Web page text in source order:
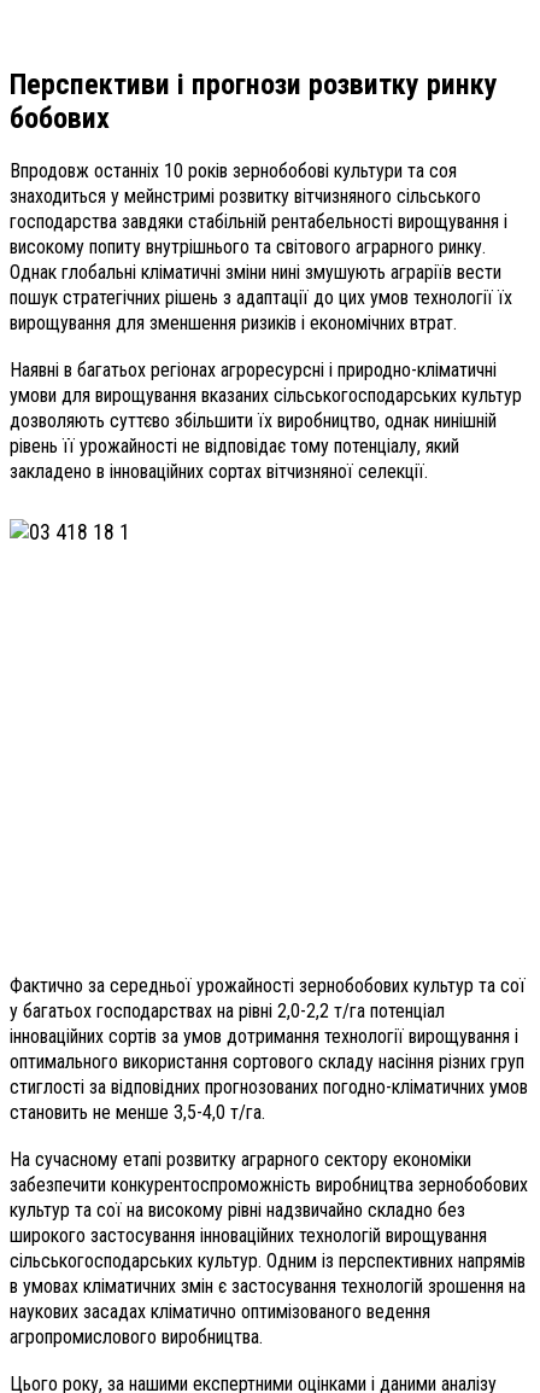
Перспективи і прогнози розвитку ринку
бобових
Впродовж останніх 10 років зернобобові культури та соя
знаходиться у мейнстримі розвитку вітчизняного сільського
господарства завдяки стабільній рентабельності вирощування і
високому попиту внутрішнього та світового аграрного ринку.
Однак глобальні кліматичні зміни нині змушують аграріїв вести
пошук стратегічних рішень з адаптації до цих умов технології їх
вирощування для зменшення ризиків і економічних втрат.
Наявні в багатьох регіонах агроресурсні і природно-кліматичні
умови для вирощування вказаних сільськогосподарських культур
дозволяють суттєво збільшити їх виробництво, однак нинішній
рівень її урожайності не відповідає тому потенціалу, який
закладено в інноваційних сортах вітчизняної селекції.
Фактично за середньої урожайності зернобобових культур та сої
у багатьох господарствах на рівні 2,0-2,2 т/га потенціал
інноваційних сортів за умов дотримання технології вирощування і
оптимального використання сортового складу насіння різних груп
стиглості за відповідних прогнозованих погодно-кліматичних умов
становить не менше 3,5-4,0 т/га.
На сучасному етапі розвитку аграрного сектору економіки
забезпечити конкурентоспроможність виробництва зернобобових
культур та сої на високому рівні надзвичайно складно без
широкого застосування інноваційних технологій вирощування
сільськогосподарських культур. Одним із перспективних напрямів
в умовах кліматичних змін є застосування технологій зрошення на
наукових засадах кліматично оптимізованого ведення
агропромислового виробництва.
Цього року, за нашими експертними оцінками і даними аналізу